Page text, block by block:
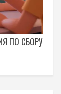
ПО СБОРУ